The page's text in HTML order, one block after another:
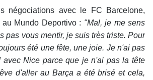
négociations avec le FC Barcelone,
Mundo Deportivo : "Mal, je me sens
pas vous mentir, je suis très triste. Pour
été une fête, une joie. Je n'ai pas
avec Nice parce que je n'ai pas la tête
d'aller au Barça a été brisé et cela,